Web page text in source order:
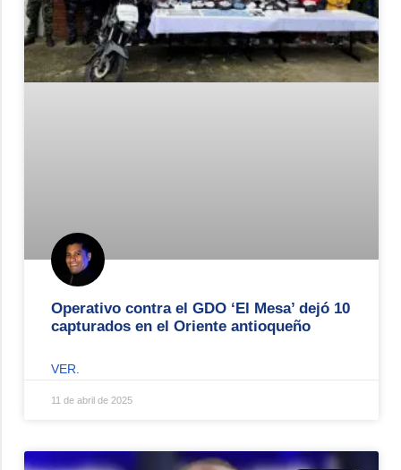
Operativo contra el GDO ‘El Mesa’ dejó 10
capturados en el Oriente antioqueño
VER.
11 de abril de 2025